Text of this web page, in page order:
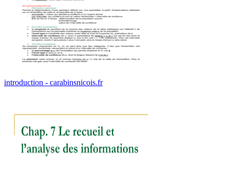
introduction - carabinsnicois.fr